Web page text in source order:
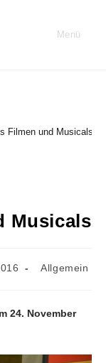
Menü
Filmen und Musicals
Musicals
Beitrags-
Allgemein
24. November